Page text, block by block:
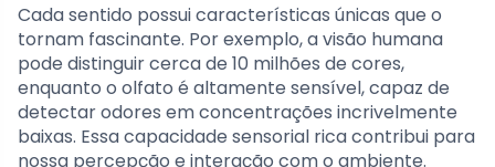
Cada sentido possui características únicas que o
tornam fascinante. Por exemplo, a visão humana
pode distinguir cerca de 10 milhões de cores,
enquanto o olfato é altamente sensível, capaz de
detectar odores em concentrações incrivelmente
baixas. Essa capacidade sensorial rica contribui para
nossa percepção e interação com o ambiente.